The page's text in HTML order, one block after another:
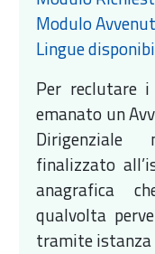
Modulo
Lingue
Per reclutare
emanato un
finalizzato
anagrafica
qualvolta
tramite